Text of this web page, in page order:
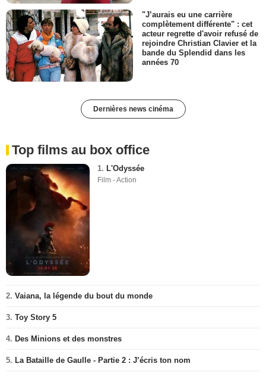
"J’aurais eu une carrière
complètement différente" : cet
acteur regrette d'avoir refusé de
rejoindre Christian Clavier et la
bande du Splendid dans les
années 70
Dernières news cinéma
Top films au box office
1. L'Odyssée
Film - Action
2. Vaiana, la légende du bout du monde
3. Toy Story 5
4. Des Minions et des monstres
5. La Bataille de Gaulle - Partie 2 : J’écris ton nom